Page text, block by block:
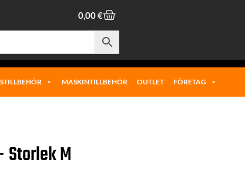
0,00€
MASKINTILLBEHÖR OUTLET FÖRETAG
Storlek M